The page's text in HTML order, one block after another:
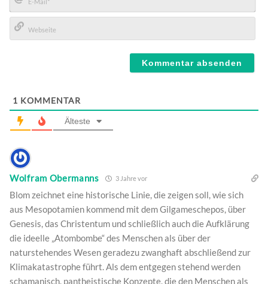
E-
Mail*
1 KOMMENTAR
Älteste
Wolfram Obermanns 3 Jahre vor
Blom zeichnet eine historische Linie, die zeigen soll, wie sich
aus Mesopotamien kommend mit dem Gilgameschepos, über
Genesis, das Christentum und schließlich auch die Aufklärung
die ideelle „Atombombe“ des Menschen als über der
naturstehendes Wesen geradezu zwanghaft abschließend zur
Klimakatastrophe führt. Als dem entgegen stehend werden
schamanisch, pantheistische Konzepte, die den Menschen als